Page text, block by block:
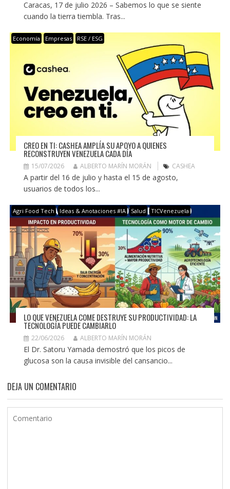
Caracas, 17 de julio 2026 – Sabemos lo que se siente
cuando la tierra tiembla. Tras...
Economía Empresas RSE / ESG
CREO EN TI: CASHEA AMPLÍA SU APOYO A QUIENES
RECONSTRUYEN VENEZUELA CADA DÍA
15/07/2026 ALBERTO MARÍN MORÁN CASHEA
A partir del 16 de julio y hasta el 15 de agosto,
usuarios de todos los...
Agri Food Tech Ideas & Anotaciones #IA Salud TICVenezuela
LO QUE VENEZUELA COME DESTRUYE SU PRODUCTIVIDAD: LA
TECNOLOGÍA PUEDE CAMBIARLO
22/06/2026 ALBERTO MARÍN MORÁN
El Dr. Satoru Yamada demostró que los picos de
glucosa son la causa invisible del cansancio...
DEJA UN COMENTARIO